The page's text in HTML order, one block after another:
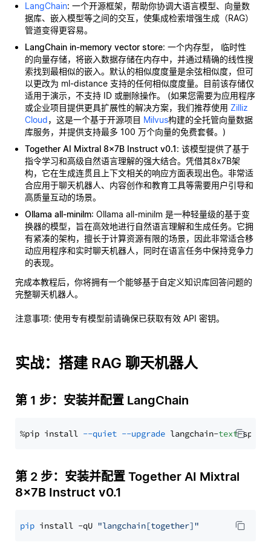
LangChain: 一个开源框架，帮助你协调大语言模型、向量数
据库、嵌入模型等之间的交互，使集成检索增强生成（RAG）
管道变得更容易。
LangChain in-memory vector store: 一个内存型， 临时性
的向量存储，将嵌入数据存储在内存中，并通过精确的线性搜
索找到最相似的嵌入。默认的相似度度量是余弦相似度，但可
以更改为 ml-distance 支持的任何相似度度量。目前该存储仅
适用于演示，不支持 ID 或删除操作。 (如果您需要为应用程序
或企业项目提供更具扩展性的解决方案，我们推荐使用 Zilliz
Cloud，这是一个基于开源项目 Milvus构建的全托管向量数据
库服务，并提供支持最多 100 万个向量的免费套餐。)
Together AI Mixtral 8x7B Instruct v0.1: 该模型提供了基于
指令学习和高级自然语言理解的强大结合。凭借其8x7B架
构，它在生成连贯且上下文相关的响应方面表现出色。非常适
合应用于聊天机器人、内容创作和教育工具等需要用户引导和
高质量互动的场景。
Ollama all-minilm: Ollama all-minilm 是一种轻量级的基于变
换器的模型，旨在高效地进行自然语言理解和生成任务。它拥
有紧凑的架构，擅长于计算资源有限的场景，因此非常适合移
动应用程序和实时聊天机器人，同时在语言任务中保持竞争力
的表现。
完成本教程后，你将拥有一个能够基于自定义知识库回答问题的
完整聊天机器人。
注意事项: 使用专有模型前请确保已获取有效 API 密钥。
实战：搭建 RAG 聊天机器人
第 1 步：安装并配置 LangChain
%pip install --quiet --upgrade langchain-text
第 2 步：安装并配置 Together AI Mixtral
8x7B Instruct v0.1
pip install -qU "langchain[together]"